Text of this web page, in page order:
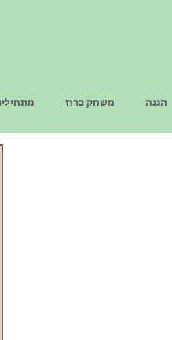
הגנה משחק כרוז